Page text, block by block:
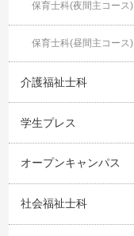
保育士科(夜間主コース)
保育士科(昼間主コース)
介護福祉士科
学生プレス
オープンキャンパス
社会福祉士科